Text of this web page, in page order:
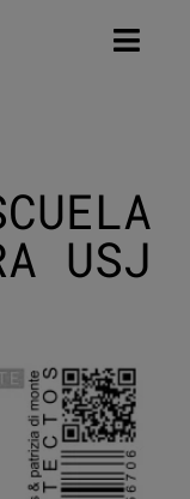
USJ